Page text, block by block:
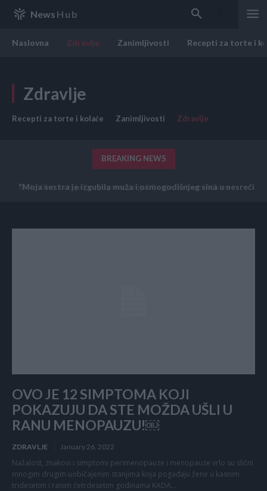
News Hub
Naslovna Zdravlje Zanimljivosti Recepti za torte i
Zdravlje
Recepti za torte i kolače Zanimljivosti Zdravlje
BREAKING NEWS
“Moja sestra je izgubila muža i osmogodišnjeg sina u nesreći
OVO JE 12 SIMPTOMA KOJI
POKAZUJU DA STE MOŽDA UŠLI U
RANU MENOPAUZU!￼
ZDRAVLJE January 26, 2022
Nažalost, znakovi i simptomi perimenopauze i menopauze vrlo su slični
mnogim drugim uobičajenim stanjima koja pogađaju žene u kasnim
tridesetim i ranim četrdesetim godinama KADA...